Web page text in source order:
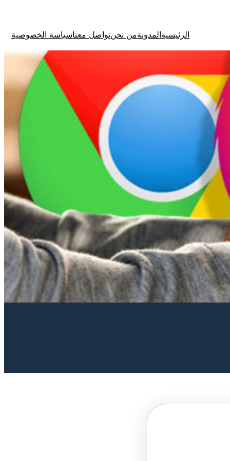
الرئيسية المدونةمن نحنتواصل معناسياسة الخصوصية